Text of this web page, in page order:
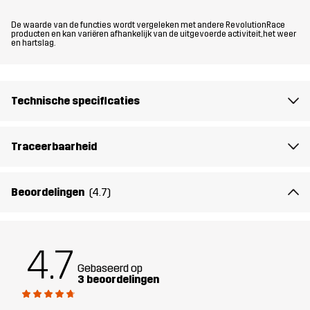
Pasvorm
Elastaan
Achterkant
Materiaal 2 100% Polyamide
Materiaal 3 100% Polyamide (Gerecycled)
De waarde van de functies wordt vergeleken met andere RevolutionRace
producten en kan variëren afhankelijk van de uitgevoerde activiteit, het weer
en hartslag.
Technische specificaties
Traceerbaarheid
Beoordelingen (4.7)
4.7 Gebaseerd op
3 beoordelingen